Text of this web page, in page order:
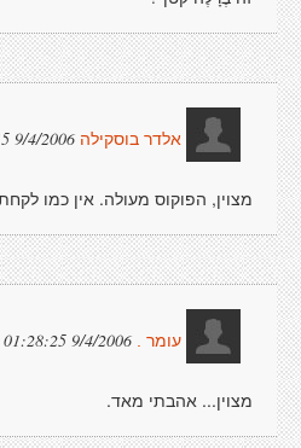
אלדר בוסקילה 9/4/2006 01:23:15
מצוין, הפוקוס מעולה. אין כמו
עומר . 9/4/2006 01:28:25
מצוין... אהבתי מאד.